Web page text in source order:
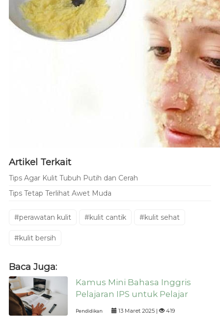
Artikel Terkait
Tips Agar Kulit Tubuh Putih dan Cerah
Tips Tetap Terlihat Awet Muda
#perawatan kulit #kulit cantik #kulit sehat
#kulit bersih
Baca Juga:
Kamus Mini Bahasa Inggris
Pelajaran IPS untuk Pelajar
Pendidikan 13 Maret 2025 | 419